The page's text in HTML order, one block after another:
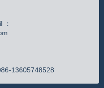
：
13605748528